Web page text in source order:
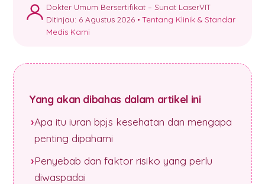
Dokter Umum Bersertifikat – Sunat LaserVIT
Ditinjau: 6 Agustus 2026 •Tentang Klinik & Standar
Medis Kami
Yang akan dibahas dalam artikel ini
Apa itu iuran bpjs kesehatan dan mengapa
penting dipahami
Penyebab dan faktor risiko yang perlu
diwaspadai